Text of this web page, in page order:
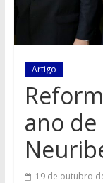
Artigo
ano
19 de outubro